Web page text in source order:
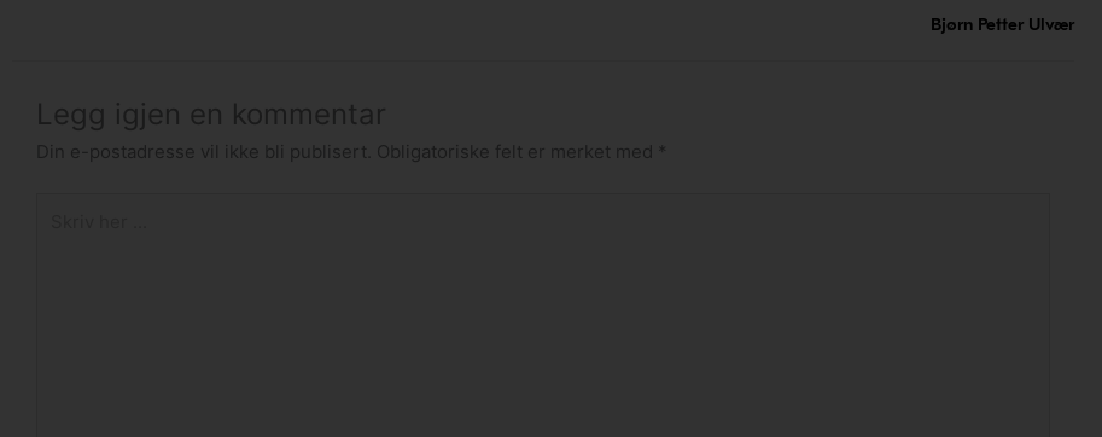
Bjørn Petter Ulvær
Legg igjen en kommentar
Din e-postadresse vil ikke bli publisert. Obligatoriske felt er merket med *